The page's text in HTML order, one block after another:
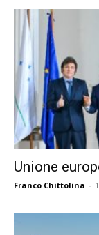
Unione
Franco Chittolina -